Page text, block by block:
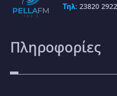
Τηλ: 23820
Πληροφορίες